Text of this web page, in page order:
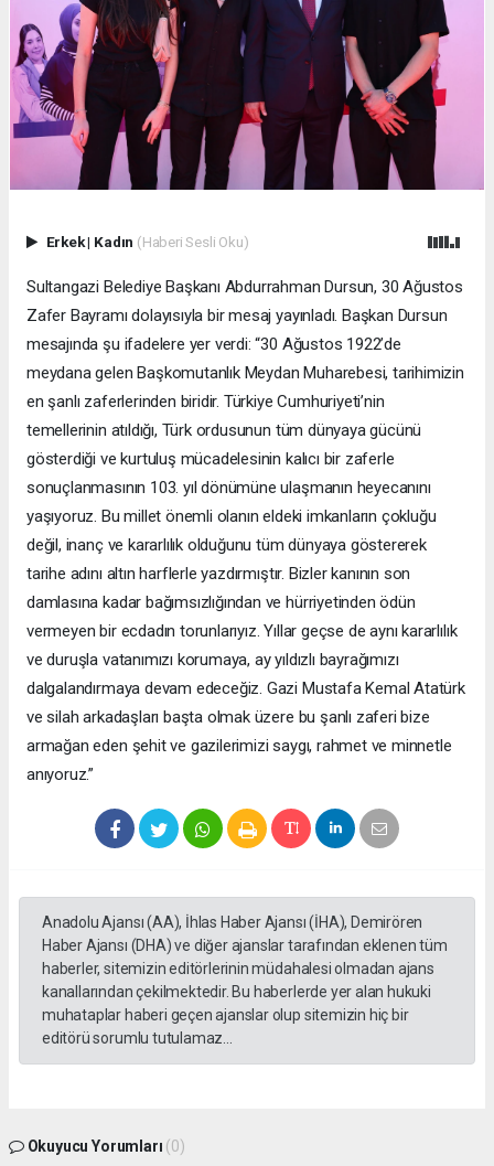
Erkek| Kadın (Haberi Sesli Oku)
Sultangazi Belediye Başkanı Abdurrahman Dursun, 30 Ağustos
Zafer Bayramı dolayısıyla bir mesaj yayınladı. Başkan Dursun
mesajında şu ifadelere yer verdi: “30 Ağustos 1922’de
meydana gelen Başkomutanlık Meydan Muharebesi, tarihimizin
en şanlı zaferlerinden biridir. Türkiye Cumhuriyeti’nin
temellerinin atıldığı, Türk ordusunun tüm dünyaya gücünü
gösterdiği ve kurtuluş mücadelesinin kalıcı bir zaferle
sonuçlanmasının 103. yıl dönümüne ulaşmanın heyecanını
yaşıyoruz. Bu millet önemli olanın eldeki imkanların çokluğu
değil, inanç ve kararlılık olduğunu tüm dünyaya göstererek
tarihe adını altın harflerle yazdırmıştır. Bizler kanının son
damlasına kadar bağımsızlığından ve hürriyetinden ödün
vermeyen bir ecdadın torunlarıyız. Yıllar geçse de aynı kararlılık
ve duruşla vatanımızı korumaya, ay yıldızlı bayrağımızı
dalgalandırmaya devam edeceğiz. Gazi Mustafa Kemal Atatürk
ve silah arkadaşları başta olmak üzere bu şanlı zaferi bize
armağan eden şehit ve gazilerimizi saygı, rahmet ve minnetle
anıyoruz.”
Anadolu Ajansı (AA), İhlas Haber Ajansı (İHA), Demirören
Haber Ajansı (DHA) ve diğer ajanslar tarafından eklenen tüm
haberler, sitemizin editörlerinin müdahalesi olmadan ajans
kanallarından çekilmektedir. Bu haberlerde yer alan hukuki
muhataplar haberi geçen ajanslar olup sitemizin hiç bir
editörü sorumlu tutulamaz...
Okuyucu Yorumları (0)